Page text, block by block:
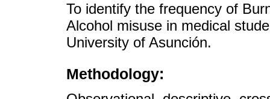
To identify the frequency of
Alcohol misuse in medical
University of Asunción.
Methodology: